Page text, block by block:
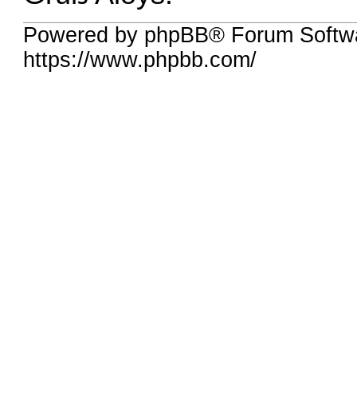
Powered by phpBB® Forum
https://www.phpbb.com/